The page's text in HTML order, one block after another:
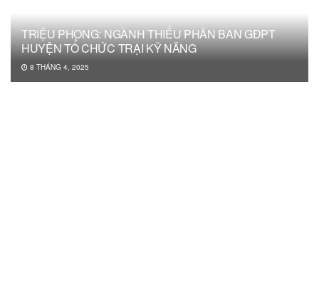
TRIỆU PHONG: NGÀNH THIẾU PHÂN BAN GĐPT
HUYỆN TỔ CHỨC TRẠI KỸ NĂNG
8 THÁNG 4, 2025